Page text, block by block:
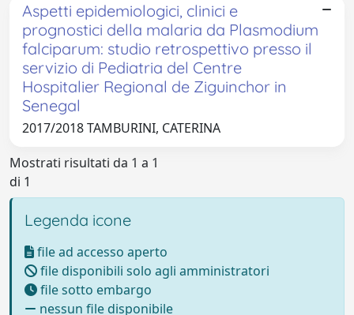
Aspetti epidemiologici, clinici e
prognostici della malaria da Plasmodium
falciparum: studio retrospettivo presso il
servizio di Pediatria del Centre
Hospitalier Regional de Ziguinchor in
Senegal
2017/2018 TAMBURINI, CATERINA
Mostrati risultati da 1 a 1
di 1
Legenda icone
file ad accesso aperto
file disponibili solo agli amministratori
file sotto embargo
nessun file disponibile